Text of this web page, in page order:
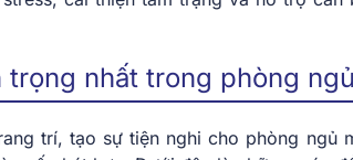
nhất trong phòng ngủ
trí, tạo sự tiện nghi cho phòng ngủ